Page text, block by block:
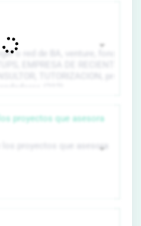
proyectos que asesora